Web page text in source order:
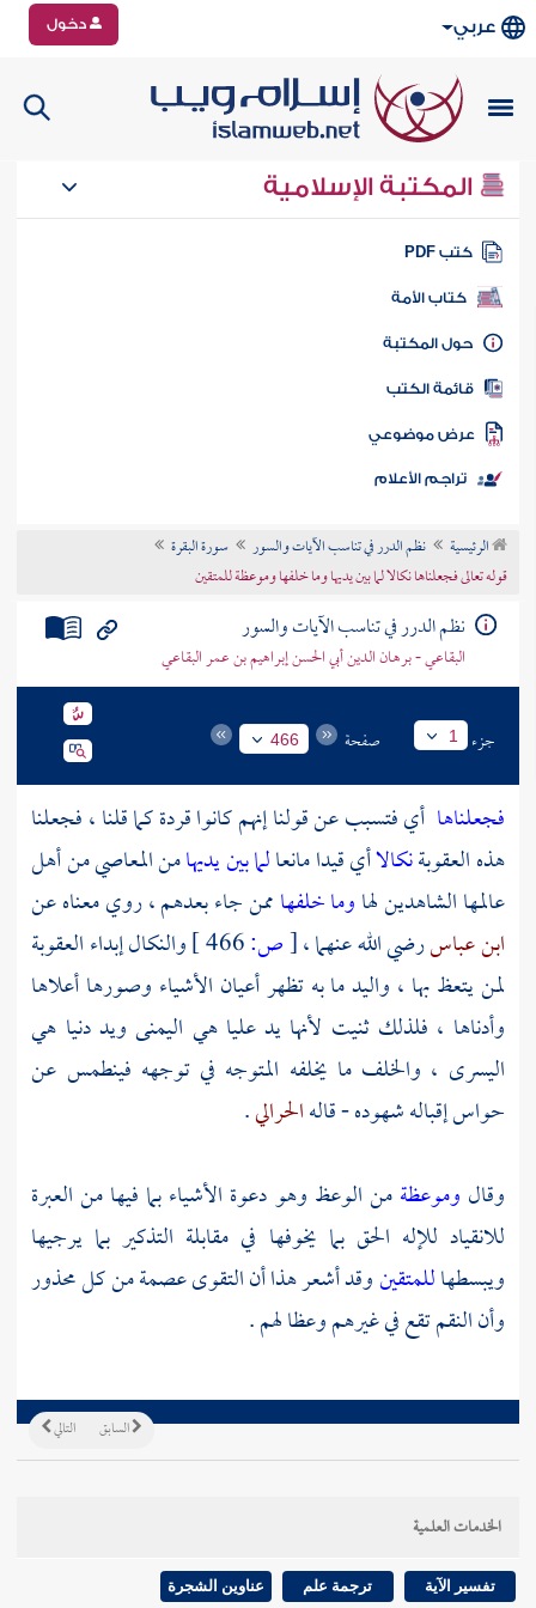
عربي دخول
المكتبة الإسلامية
كتب PDF
كتاب الأمة
المكتبة
الكتب
موضوعي
تراجم الأعلام
الرئيسية نظم الدرر في تناسب الآيات والسور
سورة البقرة
قوله تعالى فجعلناها نكالا لما بين يديها وما خلفها وموعظة للمتقين
نظم الدرر في تناسب الآيات والسور
البقاعي - برهان الدين أبي الحسن إبراهيم بن عمر البقاعي
جزء 1 صفحة 466
فجعلناها أي فتسبب عن قولنا إنهم كانوا قردة كما قلنا ، فجعلنا
هذه العقوبةنكالاأي قيدا مانعالما بين يديهامن المعاصي من أهل
عالمها الشاهدين لهاوما خلفهاممن جاء بعدهم ، روي معناه عن
ابن عباسرضي الله عنهما ،[ص:
والنكال إبداء العقوبة
لمن يتعظ بها ، واليد ما به تظهر أعيان الأشياء وصورها أعلاها
وأدناها ، فلذلك ثنيت لأنها يد عليا هي اليمنى ويد دنيا هي
اليسرى ، والخلف ما يخلفه المتوجه في توجهه فينطمس عن
حواس إقباله شهوده - قالهالحرالي.
وقال وموعظةمن الوعظ وهو دعوة الأشياء بما فيها من العبرة
للانقياد للإله الحق بما يخوفها في مقابلة التذكير بما يرجيها
ويبسطهاللمتقينوقد أشعر هذا أن التقوى عصمة من كل محذور
وأن النقم تقع في غيرهم وعظا لهم .
التالي السابق
الخدمات العلمية
تفسير الآية ترجمة علم عناوين الشجرة